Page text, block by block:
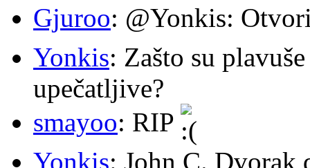
Gjuroo: @Yonkis:
Yonkis: Zašto su
upečatljive?
smayoo: RIP
Yonkis: John C. Dvorak